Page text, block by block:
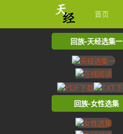
首页
回族-天经选集一
回族-女性选集